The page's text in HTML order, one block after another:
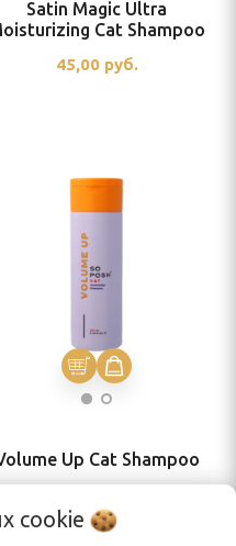
Satin Magic Ultra
Cat Shampoo
45,00 руб.
Up Cat Shampoo
cookie